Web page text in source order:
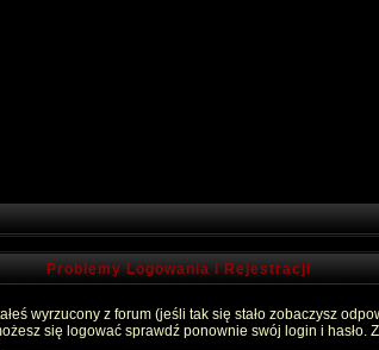
Problemy Logowania i Rejestracji
wyrzucony z forum (jeśli tak się stało zobaczysz
się logować sprawdź ponownie swój login i